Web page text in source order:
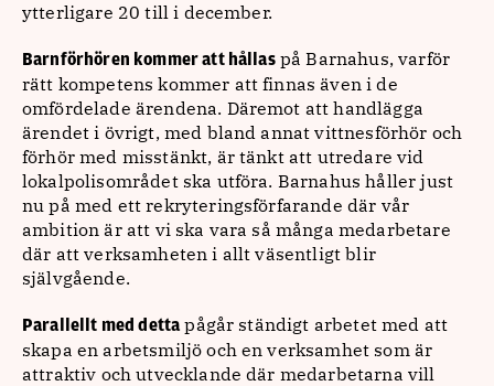
ytterligare 20 till i december.
Barnförhören kommer att hållaspå Barnahus, varför
rätt kompetens kommer att finnas även i de
omfördelade ärendena. Däremot att handlägga
ärendet i övrigt, med bland annat vittnesförhör och
förhör med misstänkt, är tänkt att utredare vid
lokalpolisområdet ska utföra. Barnahus håller just
nu på med ett rekryteringsförfarande där vår
ambition är att vi ska vara så många medarbetare
där att verksamheten i allt väsentligt blir
självgående.
Parallellt med dettapågår ständigt arbetet med att
skapa en arbetsmiljö och en verksamhet som är
attraktiv och utvecklande där medarbetarna vill